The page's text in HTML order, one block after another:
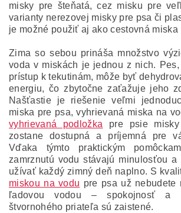
misky pre šteňatá, cez misku pre
varianty nerezovej misky pre psa či
je možné použiť aj ako cestovná miska
Zima so sebou prináša množstvo
voda v miskách je jednou z nich.
prístup k tekutinám, môže byť
energiu, čo zbytočne zaťažuje jeho
Našťastie je riešenie veľmi
miska pre psa, vyhrievaná miska na
vyhrievaná podložka pre psie
zostane dostupná a príjemná pre
Vďaka týmto praktickým
zamrznutú vodu stávajú minulosťou
užívať každý zimný deň naplno. S
miskou na vodu pre psa už
ľadovou vodou – spokojnosť a
štvornohého priateľa sú zaistené.